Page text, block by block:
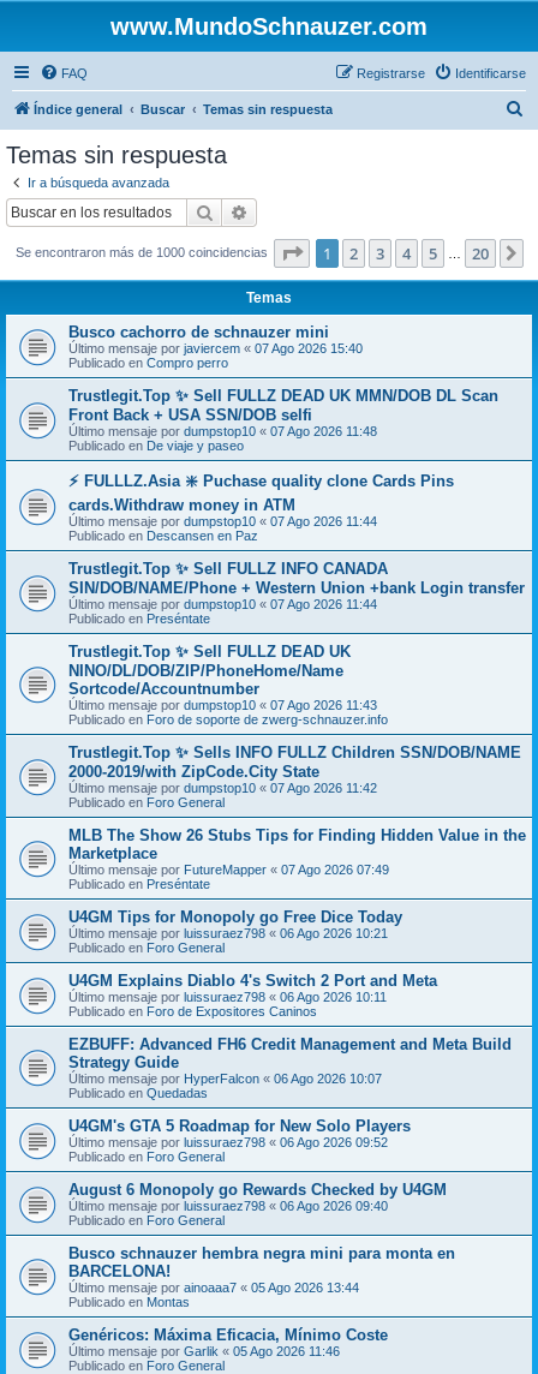
www.MundoSchnauzer.com
FAQ Identificarse
Registrarse
Índice general Buscar Temas sin respuesta
Temas sin respuesta
Ir a búsqueda avanzada
Buscar
Se encontraron más de 1000 coincidencias Página de 20
1 2 3 4 5 20
Temas
Busco cachorro de schnauzer mini
Último mensaje por javiercem « 07 Ago 2026 15:40
Publicado en Compro perro
Trustlegit.Top ✨ Sell FULLZ DEAD UK MMN/DOB DL Scan
Front Back + USA SSN/DOB selfi
Último mensaje por dumpstop10 « 07 Ago 2026 11:48
Publicado en De viaje y paseo
⚡ FULLLZ.Asia ❇️ Puchase quality clone Cards Pins
cards.Withdraw money in ATM
Último mensaje por dumpstop10 « 07 Ago 2026 11:44
Publicado en Descansen en Paz
Trustlegit.Top ✨ Sell FULLZ INFO CANADA
SIN/DOB/NAME/Phone + Western Union +bank Login transfer
Último mensaje por dumpstop10 « 07 Ago 2026 11:44
Publicado en Preséntate
Trustlegit.Top ✨ Sell FULLZ DEAD UK
NINO/DL/DOB/ZIP/PhoneHome/Name
Sortcode/Accountnumber
Último mensaje por dumpstop10 « 07 Ago 2026 11:43
Publicado en Foro de soporte de zwerg-schnauzer.info
Trustlegit.Top ✨ Sells INFO FULLZ Children SSN/DOB/NAME
2000-2019/with ZipCode.City State
Último mensaje por dumpstop10 « 07 Ago 2026 11:42
Publicado en Foro General
MLB The Show 26 Stubs Tips for Finding Hidden Value in the
Marketplace
Último mensaje por FutureMapper « 07 Ago 2026 07:49
Publicado en Preséntate
U4GM Tips for Monopoly go Free Dice Today
Último mensaje por luissuraez798 « 06 Ago 2026 10:21
Publicado en Foro General
U4GM Explains Diablo 4's Switch 2 Port and Meta
Último mensaje por luissuraez798 « 06 Ago 2026 10:11
Publicado en Foro de Expositores Caninos
EZBUFF: Advanced FH6 Credit Management and Meta Build
Strategy Guide
Último mensaje por HyperFalcon « 06 Ago 2026 10:07
Publicado en Quedadas
U4GM's GTA 5 Roadmap for New Solo Players
Último mensaje por luissuraez798 « 06 Ago 2026 09:52
Publicado en Foro General
August 6 Monopoly go Rewards Checked by U4GM
Último mensaje por luissuraez798 « 06 Ago 2026 09:40
Publicado en Foro General
Busco schnauzer hembra negra mini para monta en
BARCELONA!
Último mensaje por ainoaaa7 « 05 Ago 2026 13:44
Publicado en Montas
Genéricos: Máxima Eficacia, Mínimo Coste
Último mensaje por Garlik « 05 Ago 2026 11:46
Publicado en Foro General